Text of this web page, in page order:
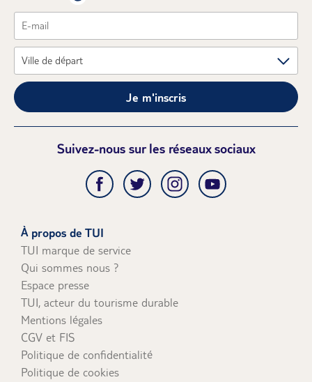
Je m'inscris
Suivez-nous sur les réseaux sociaux
À propos de TUI
TUI marque de service
Qui sommes nous ?
Espace presse
TUI, acteur du tourisme durable
Mentions légales
CGV et FIS
Politique de confidentialité
Politique de cookies